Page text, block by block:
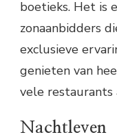
boetieks. Het is
zonaanbidders
exclusieve
genieten van
vele restaurants
Nachtleven